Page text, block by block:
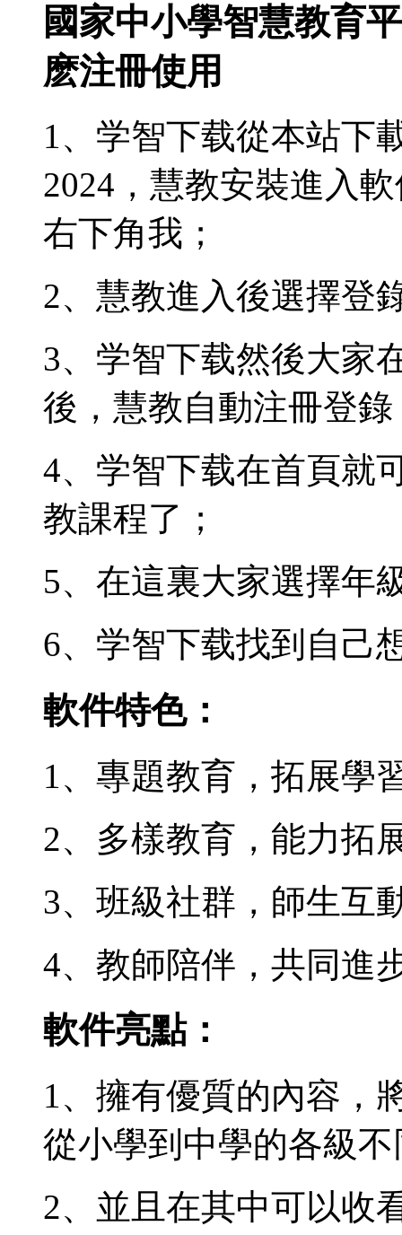
國家中小學智慧教育
麽注冊使用
1、学智下载從本站下
2024，慧教安裝進入
右下角我；
2、慧教進入後選擇登
3、学智下载然後大家
後，慧教自動注冊登錄
4、学智下载在首頁就
教課程了；
5、在這裏大家選擇年
6、学智下载找到自己
軟件特色：
1、專題教育，拓展學
2、多樣教育，能力拓
3、班級社群，師生互
4、教師陪伴，共同進
軟件亮點：
1、擁有優質的內容，
從小學到中學的各級
2、並且在其中可以收